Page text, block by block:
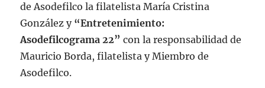
de Asodefilco la filatelista María Cristina
González y “Entretenimiento:
Asodefilcograma 22” con la responsabilidad de
Mauricio Borda, filatelista y Miembro de
Asodefilco.